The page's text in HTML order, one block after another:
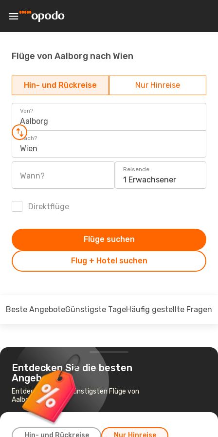
Flüge von Aalborg nach Wien
Hin- und Rückreise Nur Hinreise
Von?
Aalborg
Nach?
Wien
Wann?
Reisende
1 Erwachsener
Direktflüge
Flug + Hotel suchen
Flüge suchen
Beste AngeboteGünstigste TageHäufig gestellte Fragen
Entdecken Sie die besten
Angebote
Entdecken Sie die günstigsten Flüge von
Aalborg nach Wien
Hin- und Rückreise Nur Hinreise